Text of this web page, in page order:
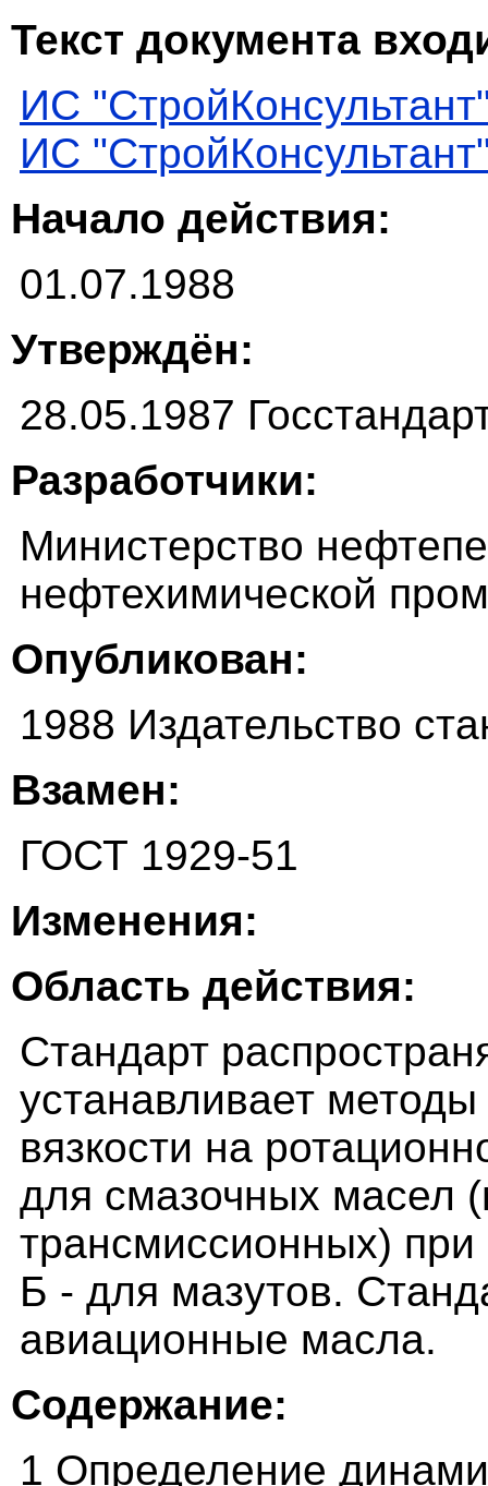
Текст документа
ИС
ИС
Начало действия:
01.07.1988
Утверждён:
28.05.1987
Разработчики:
Министерство
нефтехимической
Опубликован:
1988 Издательство
Взамен:
ГОСТ 1929-51
Изменения:
Область действия:
Стандарт
устанавливает
вязкости на
для смазочных масел
трансмиссионных)
Б - для мазутов.
авиационные масла.
Содержание:
1 Определение